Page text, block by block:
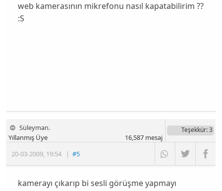
web kamerasının mikrefonu nasıl kapatabilirim ??
:S
Süleyman.
20-03-2009, 19:54 |#5
Yıllanmış Üye
Teşekkür: 3
16,587mesaj
kamerayı çıkarıp bi sesli görüşme yapmayı